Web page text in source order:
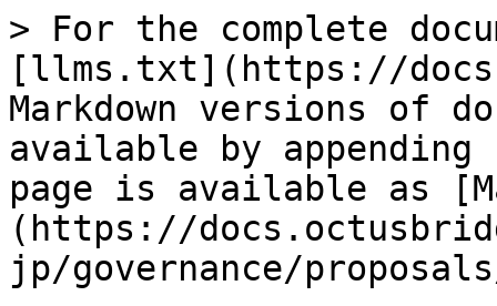
> For the complete
[llms.txt](https://
Markdown versions of
available by
page is available as
(https://
jp/governance/